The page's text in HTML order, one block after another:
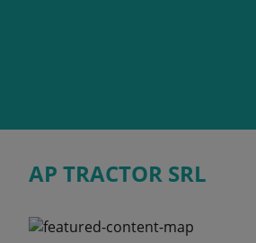
AP TRACTOR SRL